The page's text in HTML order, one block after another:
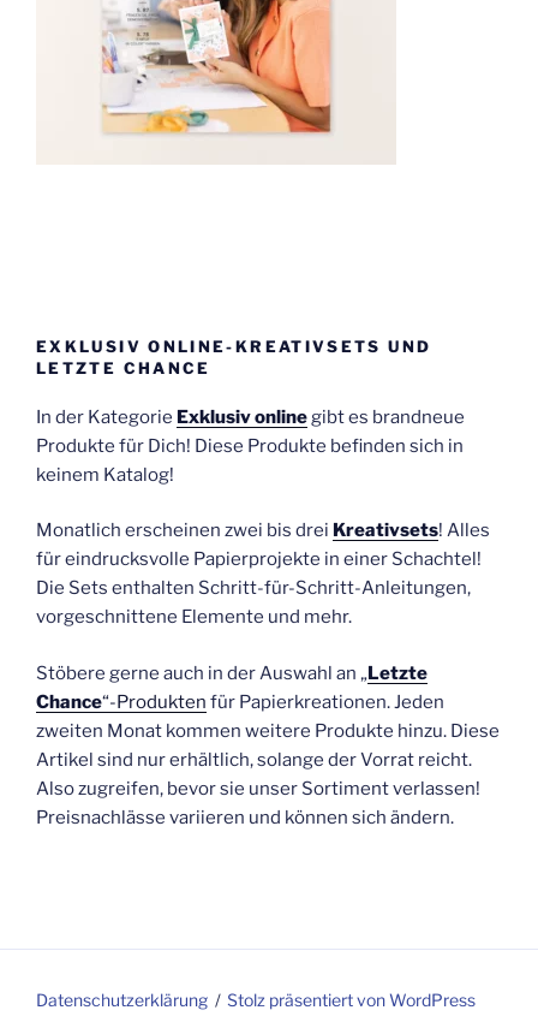
EXKLUSIV ONLINE-KREATIVSETS UND
LETZTE CHANCE
In der Kategorie Exklusiv onlinegibt es brandneue
Produkte für Dich! Diese Produkte befinden sich in
keinem Katalog!
Monatlich erscheinen zwei bis drei Kreativsets! Alles
für eindrucksvolle Papierprojekte in einer Schachtel!
Die Sets enthalten Schritt-für-Schritt-Anleitungen,
vorgeschnittene Elemente und mehr.
Stöbere gerne auch in der Auswahl an „Letzte
Chance“-Produkten für Papierkreationen. Jeden
zweiten Monat kommen weitere Produkte hinzu. Diese
Artikel sind nur erhältlich, solange der Vorrat reicht.
Also zugreifen, bevor sie unser Sortiment verlassen!
Preisnachlässe variieren und können sich ändern.
Datenschutzerklärung Stolz präsentiert von WordPress